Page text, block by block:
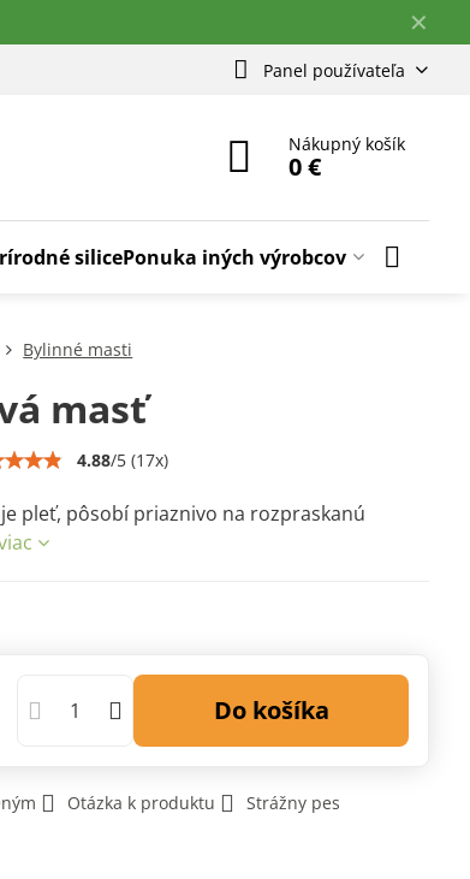
✕
Panel používateľa
Nákupný košík
0 €
silicePonuka iných výrobcov
Bylinné masti
masť
4.88/5 (17x)
pleť, pôsobí priaznivo na rozpraskanú
Do košíka
Otázka k produktu Strážny pes